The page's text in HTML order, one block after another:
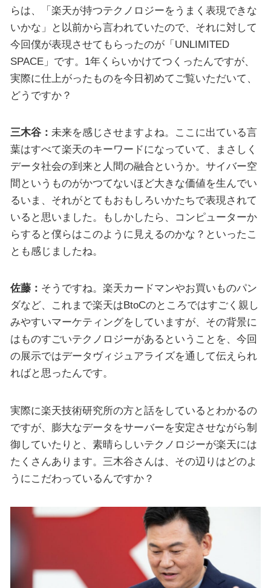
らは、「楽天が持つテクノロジーをうまく表現できな
いかな」と以前から言われていたので、それに対して
今回僕が表現させてもらったのが「UNLIMITED
SPACE」です。1年くらいかけてつくったんですが、
実際に仕上がったものを今日初めてご覧いただいて、
どうですか？
三木谷： 未来を感じさせますよね。ここに出ている言
葉はすべて楽天のキーワードになっていて、まさしく
データ社会の到来と人間の融合というか。サイバー空
間というものがかつてないほど大きな価値を生んでい
るいま、それがとてもおもしろいかたちで表現されて
いると思いました。もしかしたら、コンピューターか
らすると僕らはこのように見えるのかな？といったこ
とも感じましたね。
佐藤： そうですね。楽天カードマンやお買いものパン
ダなど、これまで楽天はBtoCのところではすごく親し
みやすいマーケティングをしていますが、その背景に
はものすごいテクノロジーがあるということを、今回
の展示ではデータヴィジュアライズを通して伝えられ
ればと思ったんです。
実際に楽天技術研究所の方と話をしているとわかるの
ですが、膨大なデータをサーバーを安定させながら制
御していたりと、素晴らしいテクノロジーが楽天には
たくさんあります。三木谷さんは、その辺りはどのよ
うにこだわっているんですか？